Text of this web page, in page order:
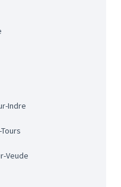
Indre
Tours
Veude